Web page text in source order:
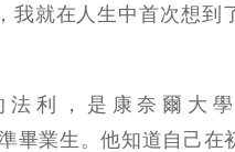
我就在人生中首次想到
利，是康奈爾大學
畢業生。他知道自己在